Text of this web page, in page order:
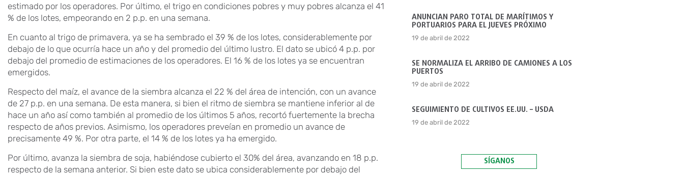
estimado por los operadores. Por último, el trigo en condiciones pobres y muy pobres alcanza el 41
% de los lotes, empeorando en 2 p.p. en una semana.
En cuanto al trigo de primavera, ya se ha sembrado el 39 % de los lotes, considerablemente por
debajo de lo que ocurría hace un año y del promedio del último lustro. El dato se ubicó 4 p.p. por
debajo del promedio de estimaciones de los operadores. El 16 % de los lotes ya se encuentran
emergidos.
Respecto del maíz, el avance de la siembra alcanza el 22 % del área de intención, con un avance
de 27 p.p. en una semana. De esta manera, si bien el ritmo de siembra se mantiene inferior al de
hace un año así como también al promedio de los últimos 5 años, recortó fuertemente la brecha
respecto de años previos. Asimismo, los operadores preveían en promedio un avance de
precisamente 49 %. Por otra parte, el 14 % de los lotes ya ha emergido.
Por último, avanza la siembra de soja, habiéndose cubierto el 30% del área, avanzando en 18 p.p.
respecto de la semana anterior. Si bien este dato se ubica considerablemente por debajo del
ANUNCIAN PARO TOTAL DE MARÍTIMOS Y
PORTUARIOS PARA EL JUEVES PRÓXIMO
19 de abril de 2022
SE NORMALIZA EL ARRIBO DE CAMIONES A LOS
PUERTOS
19 de abril de 2022
SEGUIMIENTO DE CULTIVOS EE.UU. – USDA
19 de abril de 2022
SÍGANOS